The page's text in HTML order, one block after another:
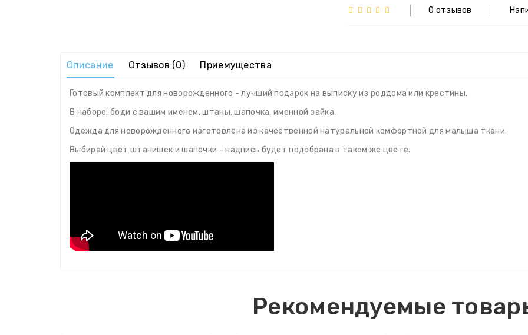
0 отзывов
Описание Отзывов (0) Приемущества
Готовый комплект для новорожденного - лучший подарок на выписку из роддома или крестины.
В наборе: боди с вашим именем, штаны, шапочка, именной зайка.
Одежда для новорожденного изготовлена из качественной натуральной комфортной для малыша ткани.
Выбирай цвет штанишек и шапочки - надпись будет подобрана в таком же цвете.
Рекомендуемые